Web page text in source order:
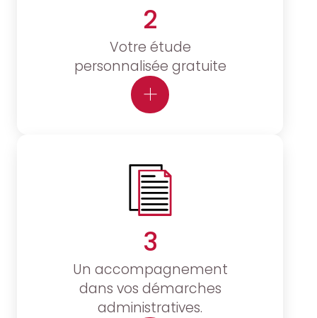
2
Votre étude
personnalisée gratuite
3
Un accompagnement
dans vos démarches
administratives.